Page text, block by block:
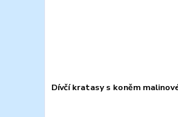
Dívčí kratasy s koněm